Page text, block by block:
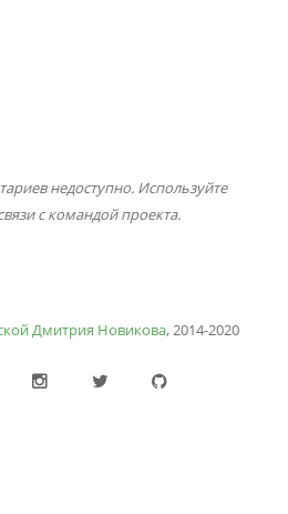
недоступно. Используйте
с командой проекта.
Дмитрия Новикова, 2014-2020